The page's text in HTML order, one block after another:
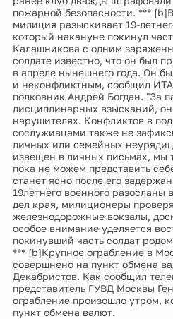
пожарной безопасности. ***
милиция разыскивает 19-
который накануне покинул
Калашникова с одним
солдате известно, что он был
в апреле нынешнего года. Он
и неконфликтным, сообщил
полковник Андрей Богдан. "За
дисциплинарных взысканий,
нарушителях. Конфликтов в
сослуживцами также не
личных или семейных
извещен в личных письмах, мы
пока не можем представить
станет ясно после его
19летнего военного разосланы
дел края, милиционеры
железнодорожные вокзалы,
особое внимание уделяется
покинувший часть солдат
*** [b]Крупное ограбление в
совершнено на пункт обмена
Декабристов. Как сообщил
представитель ГУВД Москвы
ограбление произошло утром,
пункт обмена валют.